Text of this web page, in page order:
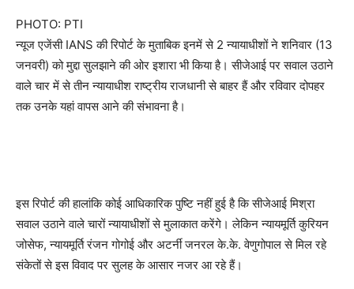
PHOTO: PTI
न्यूज एजेंसी IANS की रिपोर्ट के मुताबिक इनमें से 2 न्यायाधीशों ने शनिवार (13
जनवरी) को मुद्दा सुलझाने की ओर इशारा भी किया है। सीजेआई पर सवाल उठाने
वाले चार में से तीन न्यायाधीश राष्ट्रीय राजधानी से बाहर हैं और रविवार दोपहर
तक उनके यहां वापस आने की संभावना है।
इस रिपोर्ट की हालांकि कोई आधिकारिक पुष्टि नहीं हुई है कि सीजेआई मिश्रा
सवाल उठाने वाले चारों न्यायाधीशों से मुलाकात करेंगे। लेकिन न्यायमूर्ति कुरियन
जोसेफ, न्यायमूर्ति रंजन गोगोई और अटर्नी जनरल के.के. वेणुगोपाल से मिल रहे
संकेतों से इस विवाद पर सुलह के आसार नजर आ रहे हैं।